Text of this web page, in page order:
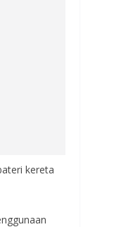
kereta